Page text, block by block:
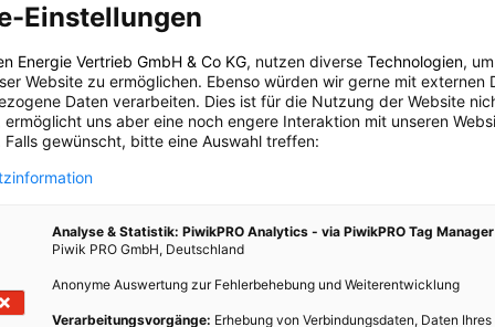
wie das Boot funktioniert und damit sich niemand
Hafen auf den Weg.
Diese Boote sind keinesfalls schnell, aber dadurch, dass
zu sein, kann man die Schönheit des Hafens von
Einstellungen
Energie Vertrieb GmbH & Co KG, nutzen diverse Technologien,
Website zu ermöglichen. Ebenso würden wir gerne mit externen
Daten verarbeiten. Dies ist für die Nutzung der Website
ermöglicht uns aber eine noch engere Interaktion mit unseren
Falls gewünscht, bitte eine Auswahl treffen:
Analyse & Statistik: PiwikPRO Analytics - via PiwikPRO Tag Manager
Piwik PRO GmbH, Deutschland
Anonyme Auswertung zur Fehlerbehebung und Weiterentwicklung
Verarbeitungsvorgänge: Erhebung von Verbindungsdaten, Daten Ihres